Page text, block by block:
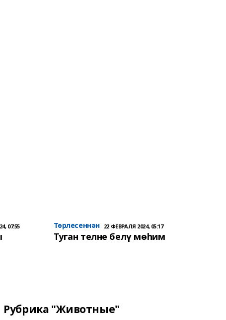
07:55 Төрлесеннән 22 ФЕВРАЛЯ 2024, 05:17
Туган телне белү мөһим
Рубрика "Животные"